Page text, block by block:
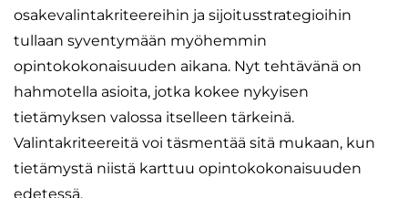
osakevalintakriteereihin ja sijoitusstrategioihin
tullaan syventymään myöhemmin
opintokokonaisuuden aikana. Nyt tehtävänä on
hahmotella asioita, jotka kokee nykyisen
tietämyksen valossa itselleen tärkeinä.
Valintakriteereitä voi täsmentää sitä mukaan, kun
tietämystä niistä karttuu opintokokonaisuuden
edetessä.